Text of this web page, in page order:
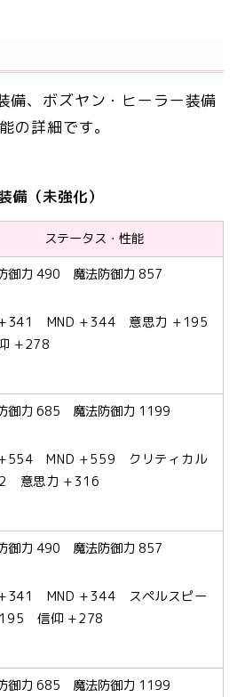
備、ボズヤン・ヒーラー装備
の詳細です。
備（未強化）
ステータス・性能
御力 490 魔法防御力 857
MND +344 意思力 +195
+278
御力 685 魔法防御力 1199
MND +559 クリティカル
意思力 +316
御力 490 魔法防御力 857
MND +344 スペルスピー
信仰 +278
御力 685 魔法防御力 1199